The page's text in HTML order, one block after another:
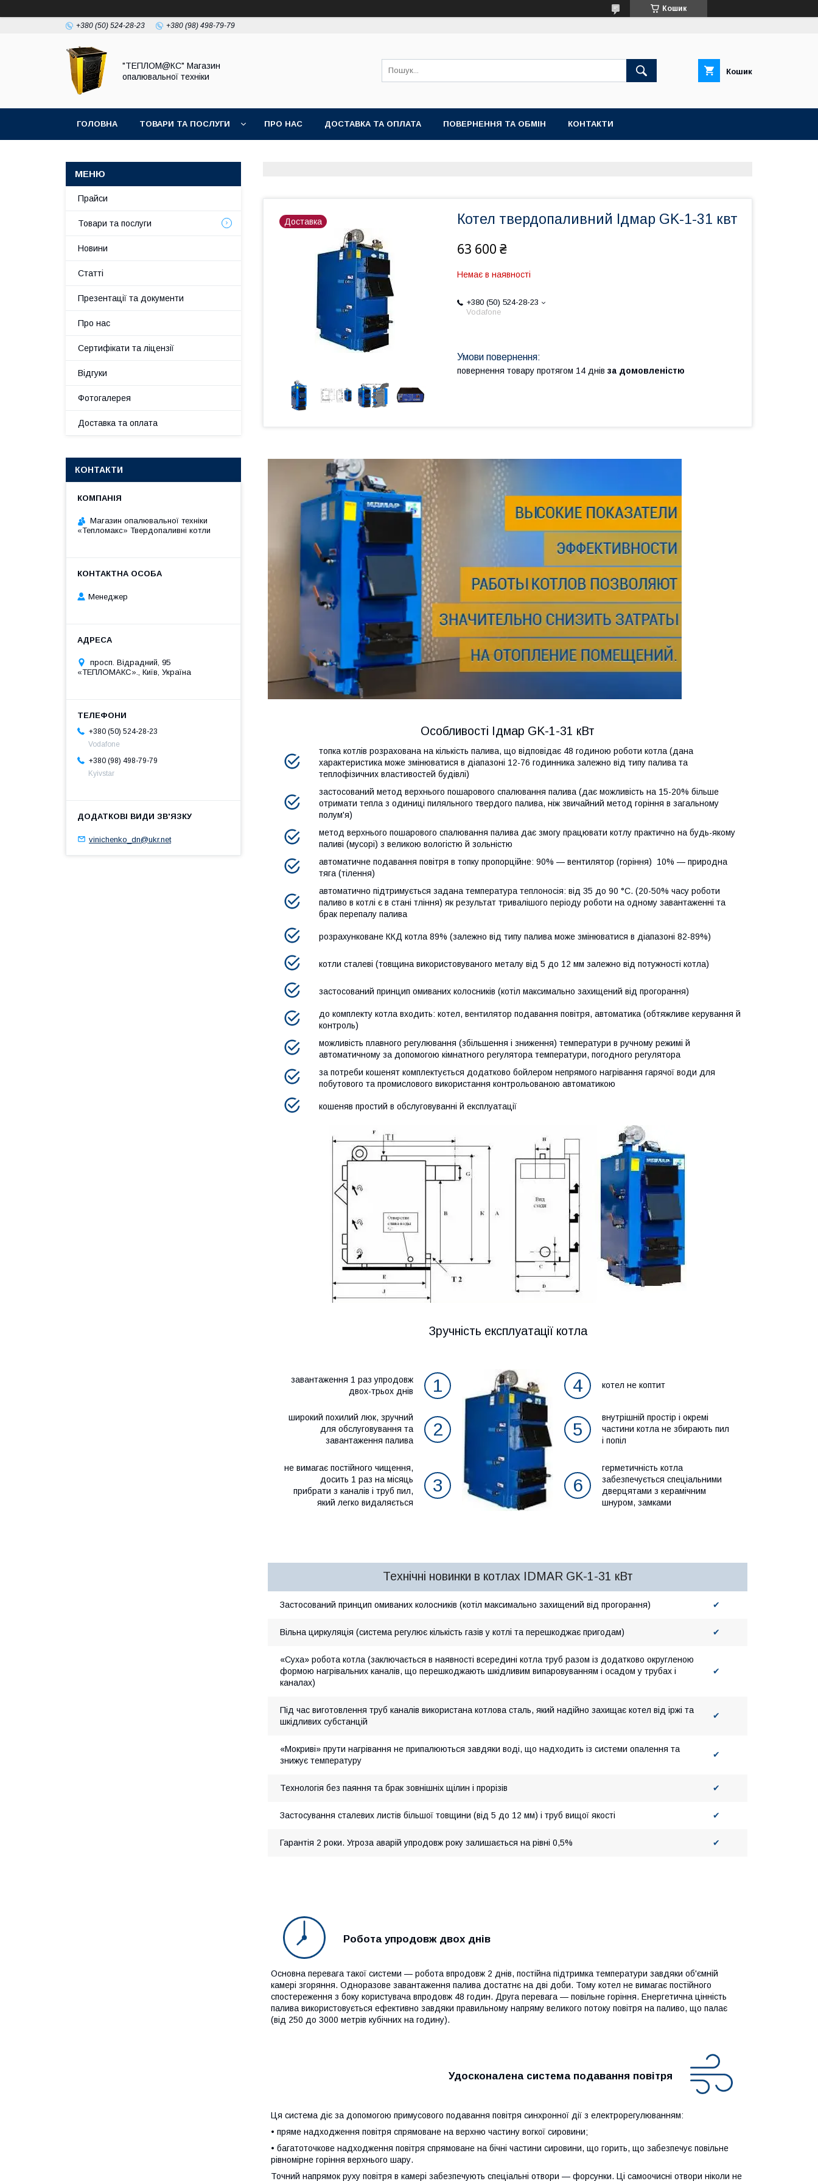
Кошик
+380 (50) 524-28-23 +380 (98) 498-79-79
"ТЕПЛОМ@КС" Магазин
опалювальної техніки
Кошик
ГОЛОВНА ТОВАРИ ТА ПОСЛУГИ ПРО НАС ДОСТАВКА ТА ОПЛАТА ПОВЕРНЕННЯ ТА ОБМІН КОНТАКТИ
Доставка Котел твердопаливний Ідмар GK-1-31 квт
63 600 ₴
Немає в наявності
+380 (50) 524-28-23
Vodafone
повернення товару протягом 14 днів за домовленістю
Особливості Ідмар GK-1-31 кВт
топка котлів розрахована на кількість палива, що відповідає 48 годиною роботи котла (дана
характеристика може змінюватися в діапазоні 12-76 годинника залежно від типу палива та
теплофізичних властивостей будівлі)
застосований метод верхнього пошарового спалювання палива (дає можливість на 15-20% більше
отримати тепла з одиниці пиляльного твердого палива, ніж звичайний метод горіння в загальному
полум'я)
метод верхнього пошарового спалювання палива дає змогу працювати котлу практично на будь-якому
паливі (мусорі) з великою вологістю й зольністю
автоматичне подавання повітря в топку пропорційне: 90% — вентилятор (горіння) 10% — природна
тяга (тілення)
автоматично підтримується задана температура теплоносія: від 35 до 90 °C. (20-50% часу роботи
паливо в котлі є в стані тління) як результат тривалішого періоду роботи на одному завантаженні та
брак перепалу палива
розрахунковане ККД котла 89% (залежно від типу палива може змінюватися в діапазоні 82-89%)
котли сталеві (товщина використовуваного металу від 5 до 12 мм залежно від потужності котла)
застосований принцип омиваних колосників (котіл максимально захищений від прогорання)
до комплекту котла входить: котел, вентилятор подавання повітря, автоматика (обтяжливе керування й
контроль)
можливість плавного регулювання (збільшення і зниження) температури в ручному режимі й
автоматичному за допомогою кімнатного регулятора температури, погодного регулятора
за потреби кошенят комплектується додатково бойлером непрямого нагрівання гарячої води для
побутового та промислового використання контрольованою автоматикою
кошеняв простий в обслуговуванні й експлуатації
Зручність експлуатації котла
завантаження 1 раз упродовж
двох-трьох днів
1 4 котел не коптит
широкий похилий люк, зручний
для обслуговування та
завантаження палива
2 5
внутрішній простір і окремі
частини котла не збирають пил
і попіл
не вимагає постійного чищення,
досить 1 раз на місяць
прибрати з каналів і труб пил,
який легко видаляється
3 6
герметичність котла
забезпечується спеціальними
дверцятами з керамічним
шнуром, замками
Технічні новинки в котлах IDMAR GK-1-31 кВт
Застосований принцип омиваних колосників (котіл максимально захищений від прогорання) ✔
Вільна циркуляція (система регулює кількість газів у котлі та перешкоджає пригодам) ✔
«Суха» робота котла (заключається в наявності всередині котла труб разом із додатково округленою
формою нагрівальних каналів, що перешкоджають шкідливим випаровуванням і осадом у трубах і
каналах)
✔
Під час виготовлення труб каналів використана котлова сталь, який надійно захищає котел від іржі та
шкідливих субстанцій
✔
«Мокриві» прути нагрівання не припалюються завдяки воді, що надходить із системи опалення та
знижує температуру
✔
Технологія без паяння та брак зовнішніх щілин і прорізів ✔
Застосування сталевих листів більшої товщини (від 5 до 12 мм) і труб вищої якості ✔
Гарантія 2 роки. Угроза аварій упродовж року залишається на рівні 0,5% ✔
Робота упродовж двох днів
Основна перевага такої системи — робота впродовж 2 днів, постійна підтримка температури завдяки об'ємній
камері згоряння. Одноразове завантаження палива достатнє на дві доби. Тому котел не вимагає постійного
спостереження з боку користувача впродовж 48 годин. Друга перевага — повільне горіння. Енергетична цінність
палива використовується ефективно завдяки правильному напряму великого потоку повітря на паливо, що палає
(від 250 до 3000 метрів кубічних на годину).
Удосконалена система подавання повітря
Ця система діє за допомогою примусового подавання повітря синхронної дії з електрорегулюванням:
• пряме надходження повітря спрямоване на верхню частину вогкої сировини;
• багатоточкове надходження повітря спрямоване на бічні частини сировини, що горить, що забезпечує повільне
рівномірне горіння верхнього шару.
Точний напрямок руху повітря в камері забезпечують спеціальні отвори — форсунки. Ці самоочисні отвори ніколи не
Прайси
Товари та послуги
Новини
Статті
Презентації та документи
Про нас
Сертифікати та ліцензії
Відгуки
Фотогалерея
Доставка та оплата
КОНТАКТИ
Магазин опалювальної техніки
«Тепломакс» Твердопаливні котли
Менеджер
просп. Відрадний, 95
«ТЕПЛОМАКС»., Київ, Україна
+380 (50) 524-28-23
Vodafone
+380 (98) 498-79-79
Kyivstar
vinichenko_dn@ukr.net